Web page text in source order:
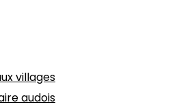
villages
audois